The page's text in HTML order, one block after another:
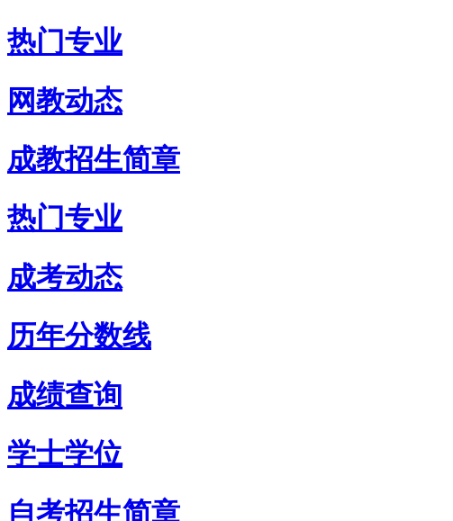
热门专业
网教动态
成教招生简章
热门专业
成考动态
历年分数线
成绩查询
学士学位
自考招生简章